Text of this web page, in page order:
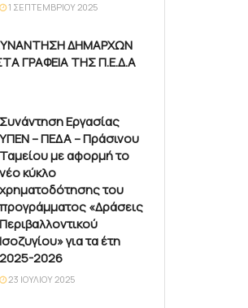
1 ΣΕΠΤΕΜΒΡΊΟΥ 2025
ΔΗΜΑΡΧΩΝ
ΓΡΑΦΕΙΑ ΤΗΣ Π.Ε.Δ.Α
Συνάντηση Εργασίας
ΥΠΕΝ – ΠΕΔΑ – Πράσινου
Ταμείου με αφορμή το
νέο κύκλο
χρηματοδότησης του
προγράμματος «Δράσεις
Περιβαλλοντικού
Ισοζυγίου» για τα έτη
2025-2026
23 ΙΟΥΛΊΟΥ 2025